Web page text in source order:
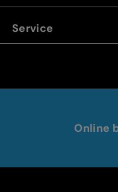
Service
Online